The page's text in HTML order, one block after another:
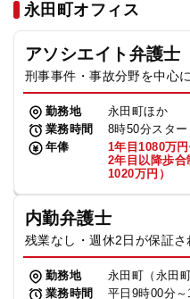
永田町オフィス
アソシエイト弁護士
刑事事件・事故分野を中心
勤務地
永田町ほか
業務時間
8時50分スター
年俸
1年目1080万
2年目以降歩
1020万円）
内勤弁護士
残業なし・週休2日が保証
勤務地
永田町（永田
業務時間
平日9時00分